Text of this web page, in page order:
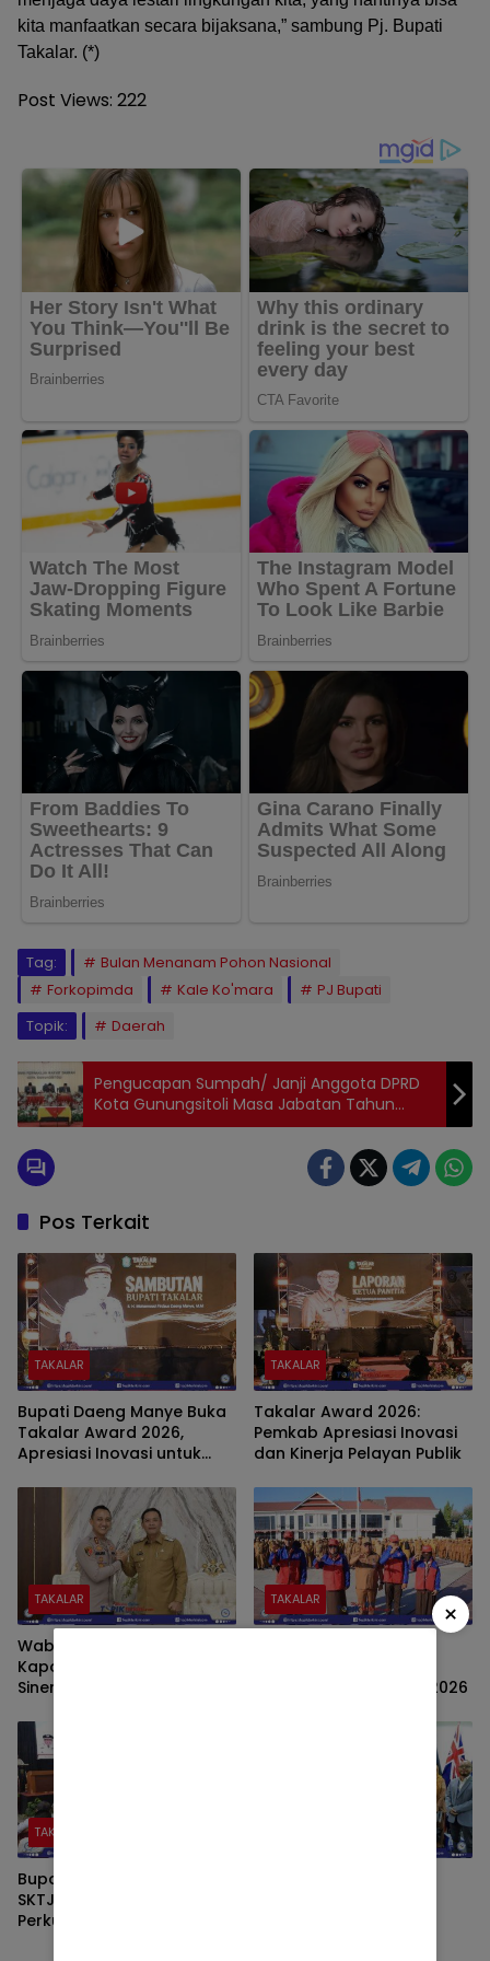
kita manfaatkan secara bijaksana,” sambung Pj. Bupati
Takalar. (*)
Post Views: 222
Tag:
Bulan Menanam Pohon Nasional
Forkopimda
Kale Ko'mara
PJ Bupati
Topik:
Daerah
Pengucapan Sumpah/ Janji Anggota DPRD
Kota Gunungsitoli Masa Jabatan Tahun
2024 – 2029
Pos Terkait
TAKALAR
Bupati Daeng Manye Buka
Takalar Award 2026,
Apresiasi Inovasi untuk
Publik
TAKALAR
Takalar Award 2026:
Pemkab Apresiasi Inovasi
dan Kinerja Pelayan Publik
TAKALAR
Wabup Takalar Sambut
Kapolres Baru, Perkuat
Sinergi Jaga Kamtibmas
TAKALAR
Jambore Nasional XII 2026
TAKALAR
Bupati Takalar Tegaskan
SKTJM Jadi Komitmen
Perkuat Tata Kelola
×